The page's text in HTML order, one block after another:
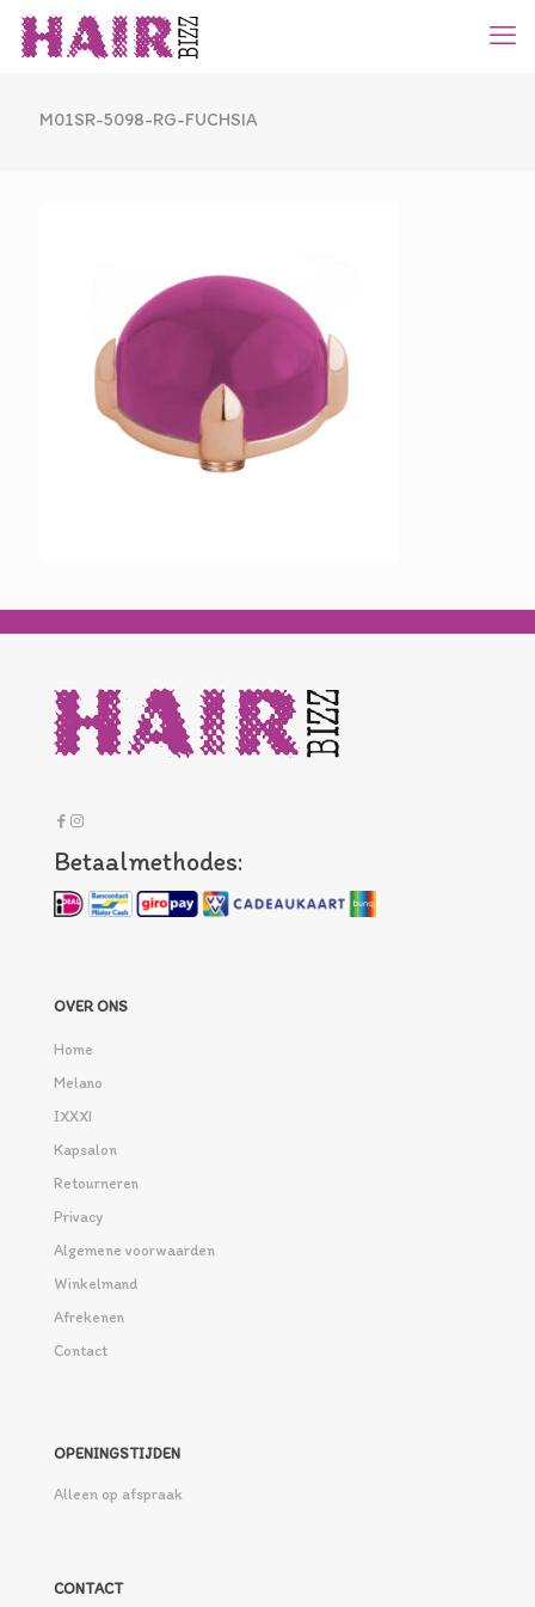
M01SR-5098-RG-FUCHSIA
Betaalmethodes:
OVER ONS
Home
Melano
IXXXI
Kapsalon
Retourneren
Privacy
Algemene voorwaarden
Winkelmand
Afrekenen
Contact
OPENINGSTIJDEN
Alleen op afspraak
CONTACT